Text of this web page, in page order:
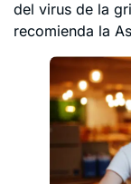
del virus de la
recomienda la